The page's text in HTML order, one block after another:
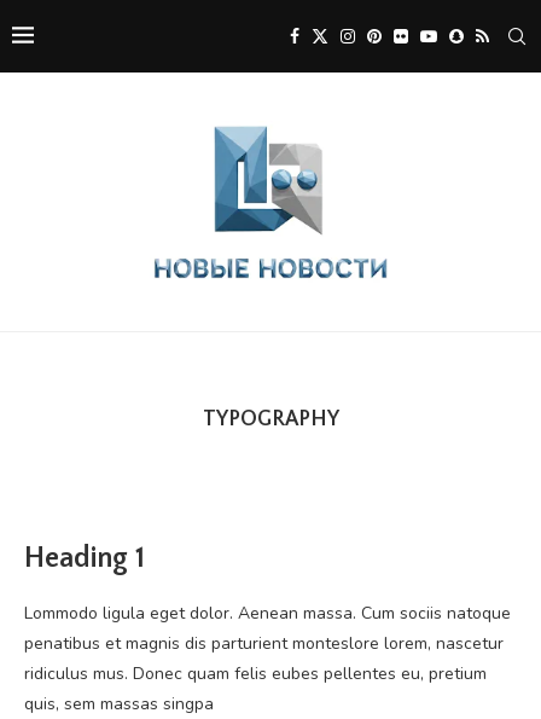
TYPOGRAPHY
Heading 1
Lommodo ligula eget dolor. Aenean massa. Cum sociis natoque
penatibus et magnis dis parturient monteslore lorem, nascetur
ridiculus mus. Donec quam felis eubes pellentes eu, pretium
quis, sem massas singpa